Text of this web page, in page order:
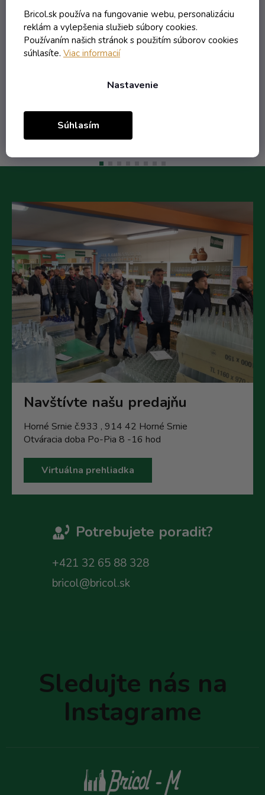
Bricol.sk používa na fungovanie webu, personalizáciu
reklám a vylepšenia služieb súbory cookies.
Používaním našich stránok s použitím súborov cookies
súhlasíte. Viac informacií
Nastavenie
Súhlasím
Externý sklad - dodanie do 10 dní
1,96 € vrátane DPH
1,59 €
Navštívte našu predajňu
Horné Srnie č.933 , 914 42 Horné Srnie
Otváracia doba Po-Pia 8 -16 hod
Virtuálna prehliadka
Potrebujete poradit?
+421 32 65 88 328
bricol@bricol.sk
Sledujte nás na
Instagrame